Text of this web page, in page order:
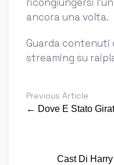
ancora una volta.
Guarda contenuti
streaming su
Previous Article
← Dove E Stato
Cast Di